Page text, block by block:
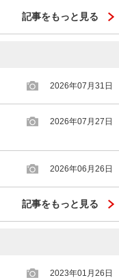
記事をもっと見る
2026年07月31日
2026年07月27日
2026年06月26日
記事をもっと見る
2023年01月26日